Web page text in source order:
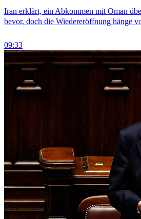
Iran erklärt, ein Abkommen mit Oman
bevor, doch die Wiedereröffnung hänge
09:33